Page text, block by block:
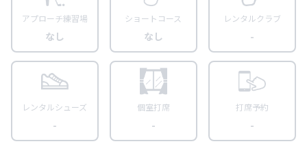
アプローチ練習場
なし
ショートコース
なし
レンタルクラブ
-
レンタルシューズ
-
個室打席
-
打席予約
-